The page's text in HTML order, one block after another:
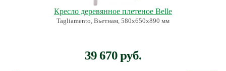
Кресло деревянное плетеное Belle
Tagliamento, Вьетнам, 580х650х890 мм
39 670 руб.